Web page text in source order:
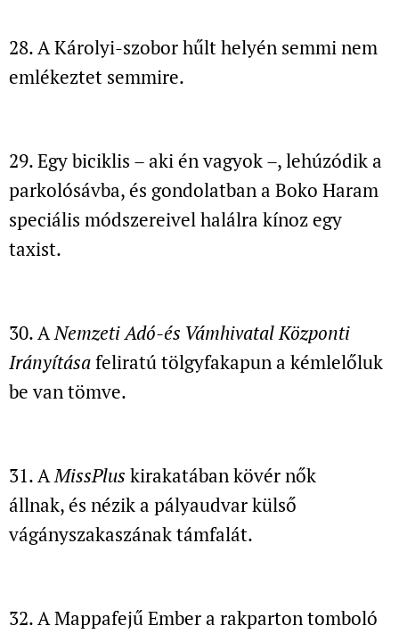
28. A Károlyi-szobor hűlt helyén semmi nem
emlékeztet semmire.
29. Egy biciklis – aki én vagyok –, lehúzódik a
parkolósávba,és gondolatban a Boko Haram
speciális módszereivel halálra kínoz egy
taxist.
30. ANemzeti Adó-és Vámhivatal Központi
Irányításafeliratú tölgyfakapun a kémlelőluk
be van tömve.
31. AMissPlus kirakatában kövér nők
állnak,és nézik a pályaudvar külső
vágányszakaszának támfalát.
32. A Mappafejű Ember a rakparton tomboló